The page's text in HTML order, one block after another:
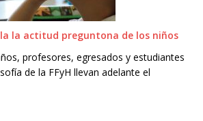
la actitud preguntona de los niños
profesores, egresados y estudiantes
de la FFyH llevan adelante el